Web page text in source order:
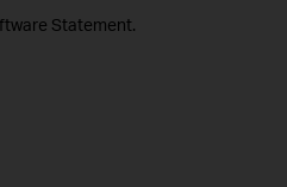
Statement.